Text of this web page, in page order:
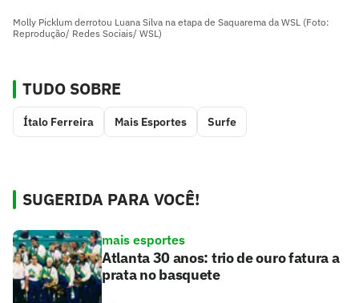
Molly Picklum derrotou Luana Silva na etapa de Saquarema da WSL (Foto:
Reprodução/ Redes Sociais/ WSL)
TUDO SOBRE
Ítalo Ferreira Mais Esportes Surfe
SUGERIDA PARA VOCÊ!
mais esportes
Atlanta 30 anos: trio de ouro fatura a
prata no basquete